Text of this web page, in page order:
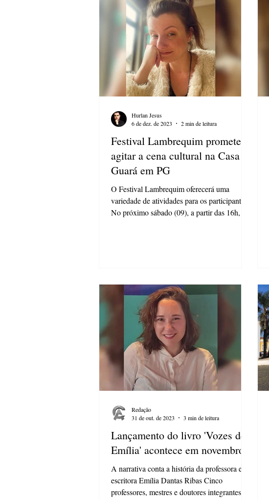
Festival Lambrequim promete
agitar a cena cultural na Casa
Guará em PG
O Festival Lambrequim oferecerá uma
variedade de atividades para os participantes
No próximo sábado (09), a partir das 16h, a
Hurlan Jesus
6 de dez. de 2023
2 min de leitura
Lançamento do livro 'Vozes de
Emília' acontece em novembro
A narrativa conta a história da professora e
escritora Emília Dantas Ribas Cinco
professores, mestres e doutores integrantes de
Redação
31 de out. de 2023
3 min de leitura